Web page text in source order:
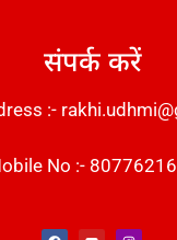
संपर्क करें
:-
No :-